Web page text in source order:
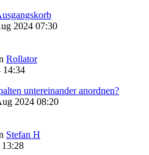
2024 07:30
Rollator
14:34
untereinander anordnen?
2024 08:20
Stefan H